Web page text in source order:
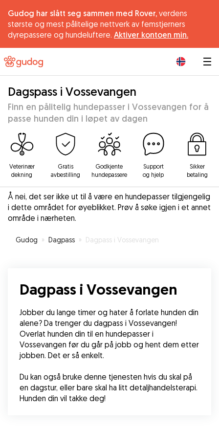
Gudog har slått seg sammen med Rover, verdens
største og mest pålitelige nettverk av femstjerners
dyrepassere og hundeluftere. Aktiver kontoen min.
Dagspass i Vossevangen
Finn en pålitelig hundepasser i Vossevangen for å
passe hunden din i løpet av dagen
Veterinær
dekning
Gratis
avbestilling
Godkjente
hundepassere
Support
og hjelp
Sikker
betaling
Å nei, det ser ikke ut til å være en hundepasser tilgjengelig
i dette området for øyeblikket. Prøv å søke igjen i et annet
område i nærheten.
Gudog » Dagpass » Dagpass i Vossevangen
Dagpass i Vossevangen
Jobber du lange timer og hater å forlate hunden din
alene? Da trenger du dagpass i Vossevangen!
Overlat hunden din til en hundepasser i
Vossevangen før du går på jobb og hent dem etter
jobben. Det er så enkelt.
Du kan også bruke denne tjenesten hvis du skal på
en dagstur, eller bare skal ha litt detaljhandelsterapi.
Hunden din vil takke deg!